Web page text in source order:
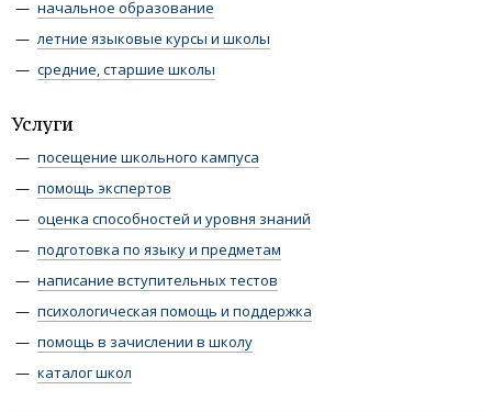
начальное образование
летние языковые курсы и школы
средние, старшие школы
Услуги
посещение школьного кампуса
помощь экспертов
оценка способностей и уровня знаний
подготовка по языку и предметам
написание вступительных тестов
психологическая помощь и поддержка
помощь в зачислении в школу
каталог школ